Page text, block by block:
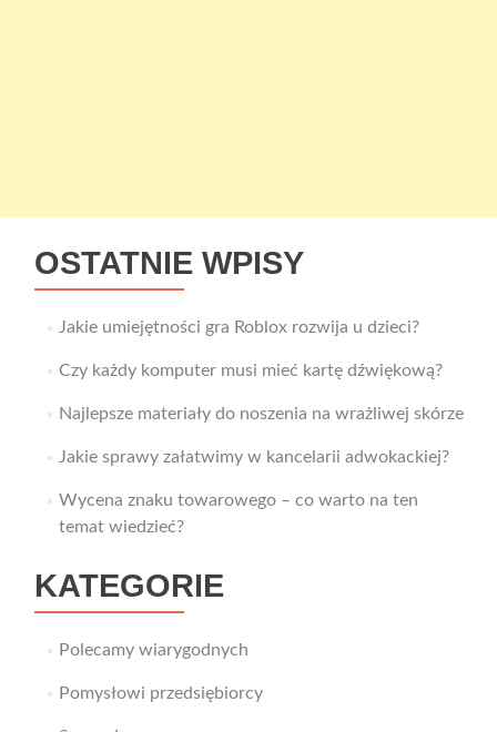
OSTATNIE WPISY
Jakie umiejętności gra Roblox rozwija u dzieci?
Czy każdy komputer musi mieć kartę dźwiękową?
Najlepsze materiały do noszenia na wrażliwej skórze
Jakie sprawy załatwimy w kancelarii adwokackiej?
Wycena znaku towarowego – co warto na ten
temat wiedzieć?
KATEGORIE
Polecamy wiarygodnych
Pomysłowi przedsiębiorcy